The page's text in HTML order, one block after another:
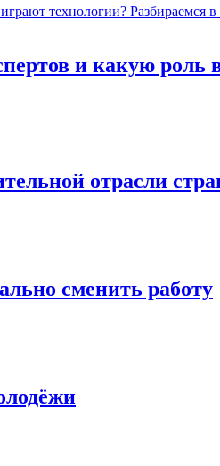
и какую роль
отрасли
сменить работу